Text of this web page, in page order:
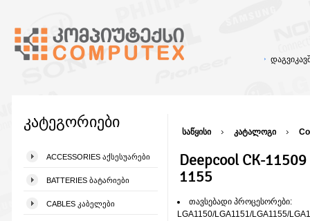
კატეგორიები
ACCESSORIES ᲐᲥᲡᲔᲡᲣᲐᲠᲔᲑᲘ
BATTERIES ᲑᲐᲢᲐᲠᲘᲔᲑᲘ
CABLES ᲙᲐᲑᲔᲚᲔᲑᲘ
საწყისი კატალოგი
Deepcool CK-
1155
თავსებადი პროცესორები:
LGA1150/LGA1151/LGA1155/